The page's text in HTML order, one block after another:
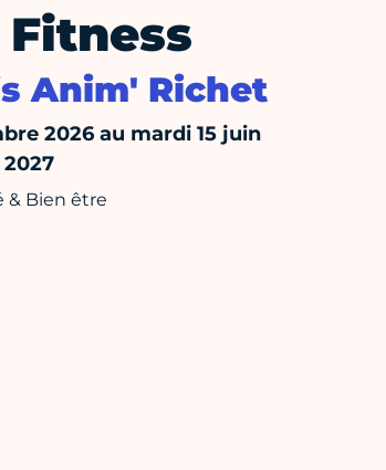
Anim' Richet
2026 au mardi 15 juin
2027
& Bien être